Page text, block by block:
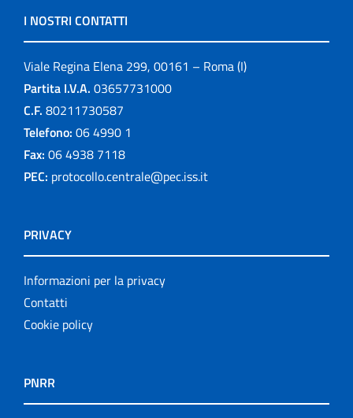
I NOSTRI CONTATTI
Viale Regina Elena 299, 00161 – Roma (I)
Partita I.V.A. 03657731000
C.F. 80211730587
Telefono: 06 4990 1
Fax: 06 4938 7118
PEC: protocollo.centrale@pec.iss.it
PRIVACY
Informazioni per la privacy
Contatti
Cookie policy
PNRR